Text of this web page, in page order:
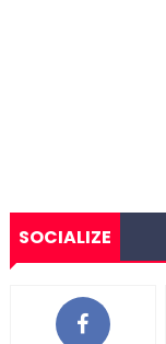
SOCIALIZE